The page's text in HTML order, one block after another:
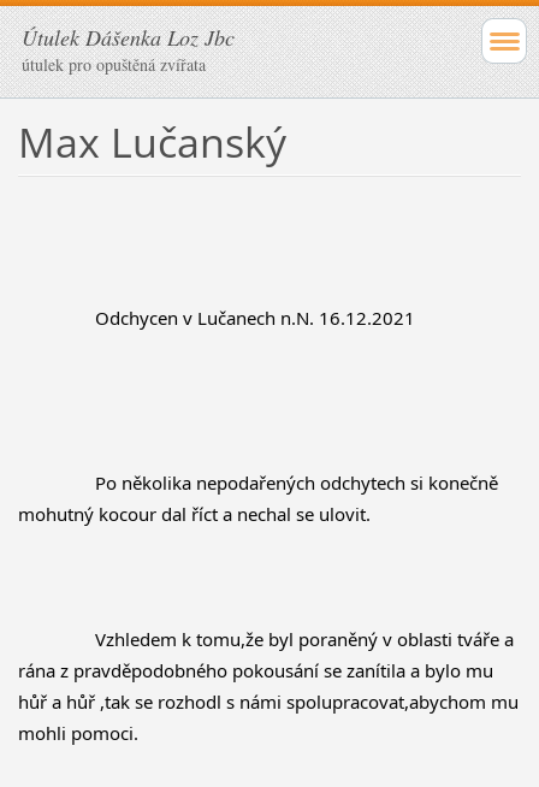
Útulek Dášenka Loz Jbc
útulek pro opuštěná zvířata
Max Lučanský
		Odchycen v Lučanech n.N. 16.12.2021
mohutný kocour dal říct a nechal se ulovit.
rána z pravděpodobného pokousání se zanítila a bylo mu
hůř a hůř ,tak se rozhodl s námi spolupracovat,abychom mu
mohli pomoci.